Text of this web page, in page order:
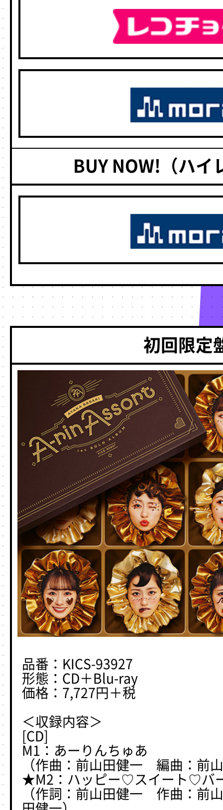
BUY NOW!（ハイ
初回限定
品番：KICS-93927
形態：CD＋Blu-ray
価格：7,727円＋税
＜収録内容＞
[CD]
M1：あーりんちゅあ
（作曲：前山田健一 編曲：前
★M2：ハッピー♡スイート♡バ
（作詞：前山田健一 作曲：前